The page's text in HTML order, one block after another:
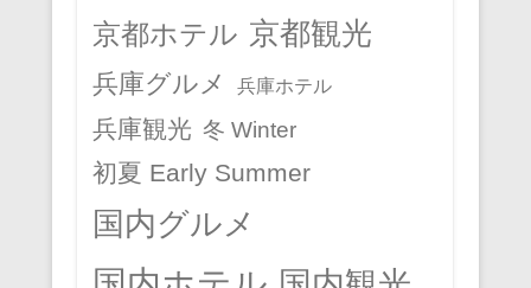
京都ホテル 京都観光
兵庫グルメ 兵庫ホテル
兵庫観光 冬 Winter
初夏 Early Summer
国内グルメ